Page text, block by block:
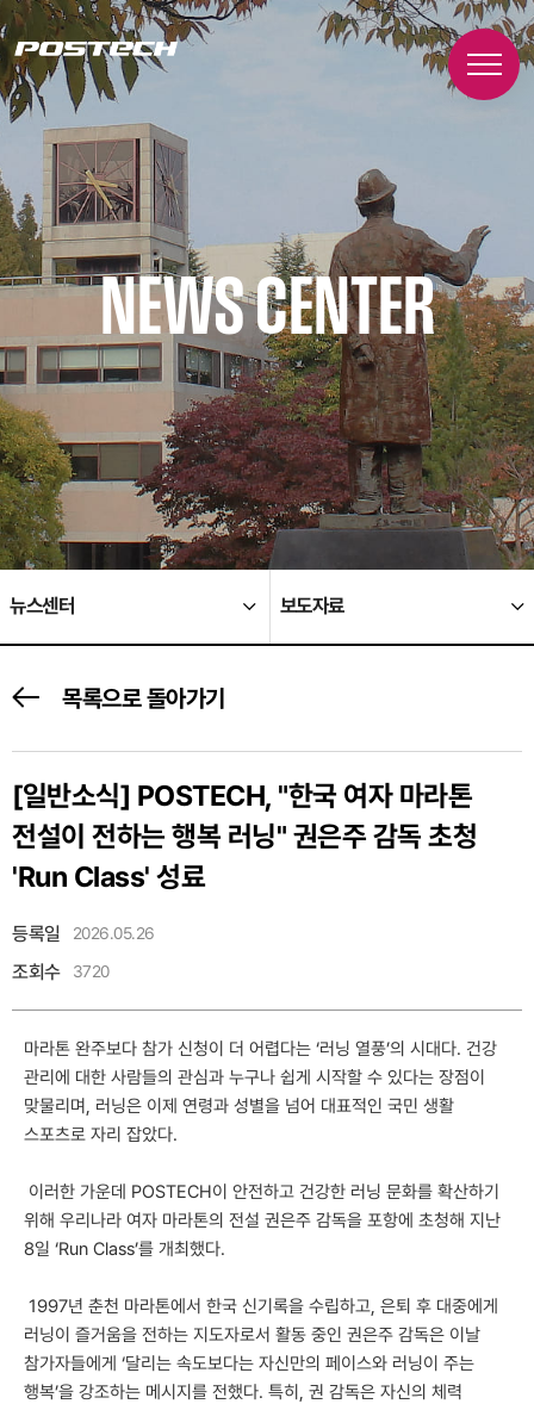
NEWS CENTER
뉴스센터 보도자료
목록으로 돌아가기
[일반소식] POSTECH, "한국 여자 마라톤
전설이 전하는 행복 러닝" 권은주 감독 초청
'Run Class' 성료
등록일 2026.05.26
조회수 3720
마라톤 완주보다 참가 신청이 더 어렵다는 ‘러닝 열풍’의 시대다. 건강
관리에 대한 사람들의 관심과 누구나 쉽게 시작할 수 있다는 장점이
맞물리며, 러닝은 이제 연령과 성별을 넘어 대표적인 국민 생활
스포츠로 자리 잡았다.
이러한 가운데 POSTECH이 안전하고 건강한 러닝 문화를 확산하기
위해 우리나라 여자 마라톤의 전설 권은주 감독을 포항에 초청해 지난
8일 ‘Run Class’를 개최했다.
1997년 춘천 마라톤에서 한국 신기록을 수립하고, 은퇴 후 대중에게
러닝이 즐거움을 전하는 지도자로서 활동 중인 권은주 감독은 이날
참가자들에게 ‘달리는 속도보다는 자신만의 페이스와 러닝이 주는
행복’을 강조하는 메시지를 전했다. 특히, 권 감독은 자신의 체력